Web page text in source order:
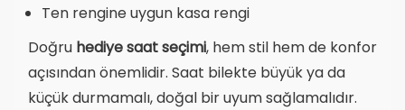
Ten rengine uygun kasa rengi
Doğru hediye saat seçimi, hem stil hem de konfor
açısından önemlidir. Saat bilekte büyük ya da
küçük durmamalı, doğal bir uyum sağlamalıdır.